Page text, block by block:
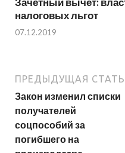
налоговых льгот
07.12.2019
ПРЕДЫДУЩАЯ
Закон изменил списки
получателей
соцпособий за
погибшего на